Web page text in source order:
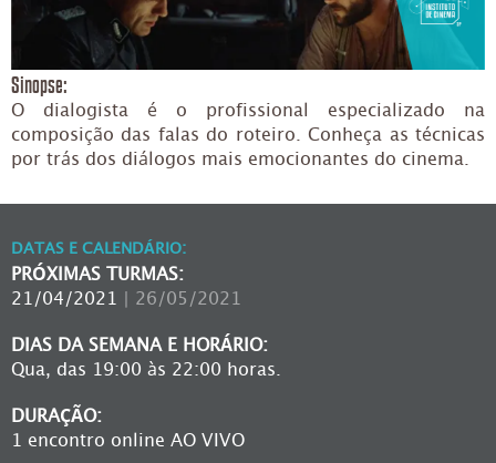
Sinopse:
O dialogista é o profissional especializado na
composição das falas do roteiro. Conheça as técnicas
por trás dos diálogos mais emocionantes do cinema.
DATAS E CALENDÁRIO:
PRÓXIMAS TURMAS:
21/04/2021
| 26/05/2021
DIAS DA SEMANA E HORÁRIO:
Qua, das 19:00 às 22:00 horas.
DURAÇÃO:
1 encontro online AO VIVO